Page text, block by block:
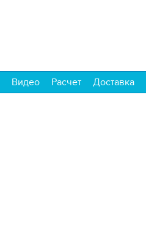
Видео Расчет Доставка